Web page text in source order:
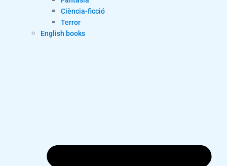
Ciència-ficció
Terror
English books